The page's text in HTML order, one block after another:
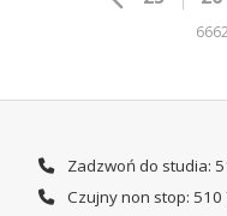
Zadzwoń do studia:
Czujny non stop: 510